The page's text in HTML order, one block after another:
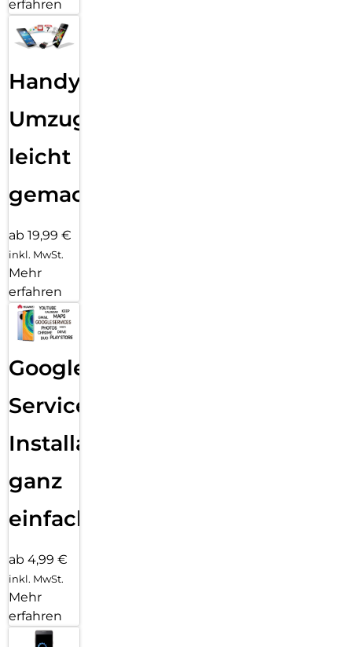
erfahren
Handy
Umzug
leicht
gemacht!
ab 19,99 €
inkl. MwSt.
Mehr
erfahren
Google
Services
Installation
ganz
einfach
ab 4,99 €
inkl. MwSt.
Mehr
erfahren